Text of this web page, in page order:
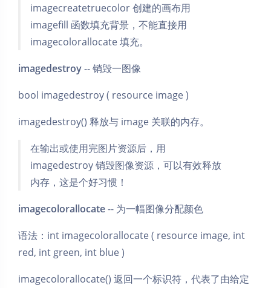
imagecreatetruecolor 创建的画布用
imagefill 函数填充背景，不能直接用
imagecolorallocate 填充。
imagedestroy-- 销毁一图像
bool imagedestroy ( resource image )
imagedestroy() 释放与 image 关联的内存。
在输出或使用完图片资源后，用
imagedestroy 销毁图像资源，可以有效释放
内存，这是个好习惯！
imagecolorallocate-- 为一幅图像分配颜色
语法：int imagecolorallocate ( resource image, int
red, int green, int blue )
imagecolorallocate() 返回一个标识符，代表了由给定